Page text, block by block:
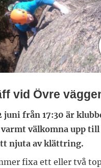
vid Övre
juni från 17:30 är
välkomna upp till
njuta av klättring.
fixa ett eller två